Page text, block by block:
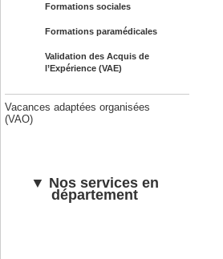
Formations sociales
Formations paramédicales
Validation des Acquis de
l’Expérience (VAE)
Vacances adaptées organisées
(VAO)
▼ Nos services en
département